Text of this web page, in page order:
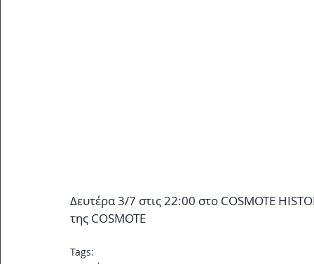
Δευτέρα 3/7 στις 22:00 στο COSMOTE
της COSMOTE
Tags: